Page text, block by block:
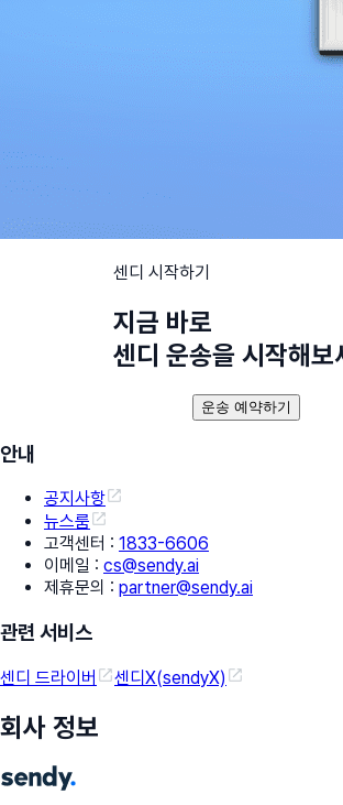
센디 시작하기
지금 바로
센디 운송을 시작해보
운송 예약하기
안내
공지사항
뉴스룸
고객센터 : 1833-6606
이메일 : cs@sendy.ai
제휴문의 : partner@sendy.ai
관련 서비스
센디 드라이버 센디X(sendyX)
회사 정보